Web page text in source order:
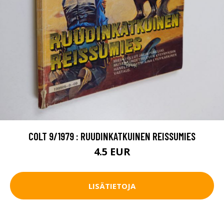
COLT 9/1979 : RUUDINKATKUINEN REISSUMIES
4.5 EUR
LISÄTIETOJA